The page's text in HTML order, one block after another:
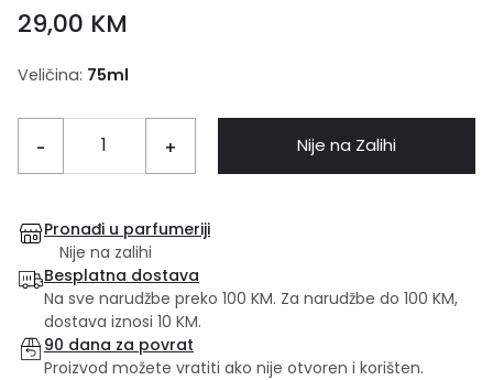
29,00 KM
Veličina: 75ml
- + Nije na Zalihi
Pronađi u parfumeriji
Nije na zalihi
Besplatna dostava
Na sve narudžbe preko 100 KM. Za narudžbe do 100 KM,
dostava iznosi 10 KM.
90 dana za povrat
Proizvod možete vratiti ako nije otvoren i korišten.